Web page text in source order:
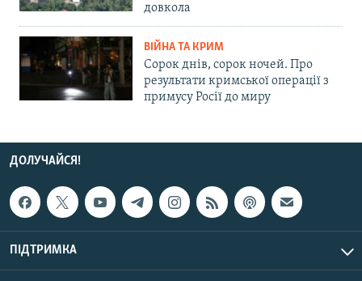
довкола
ВІЙНА ТА КРИМ
Сорок днів, сорок ночей. Про
результати кримської операції з
примусу Росії до миру
ДОЛУЧАЙСЯ!
ПІДТРИМКА